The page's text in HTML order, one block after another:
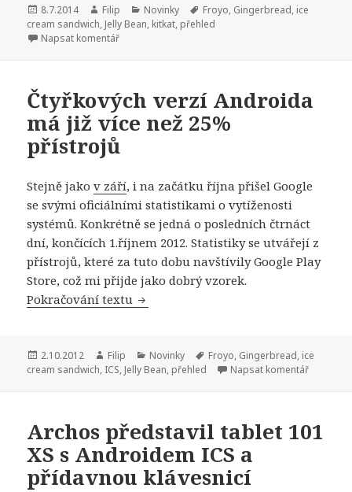
Publikováno:
8.7.2014 Autor:
Filip Rubriky:
Novinky Štítky:
Froyo, Gingerbread, ice
cream sandwich, Jelly Bean, kitkat, přehled
Napsat komentář
Čtyřkových verzí Androida
má již více než 25%
přístrojů
Stejně jakov září, i na začátku října přišel Google
se svými oficiálními statistikami o vytíženosti
systémů. Konkrétně se jedná o posledních čtrnáct
dní, končících 1.říjnem 2012. Statistiky se utvářejí z
přístrojů, které za tuto dobu navštívily Google Play
Store, což mi přijde jako dobrý vzorek.
Pokračování textu Čtyřkových verzí Androida má již
Publikováno:
2.10.2012 Autor:
Filip Rubriky:
Novinky Štítky:
Froyo, Gingerbread, ice
cream sandwich, ICS, Jelly Bean, přehled Napsat komentář
Archos představil tablet 101
XS s Androidem ICS a
přídavnou klávesnicí